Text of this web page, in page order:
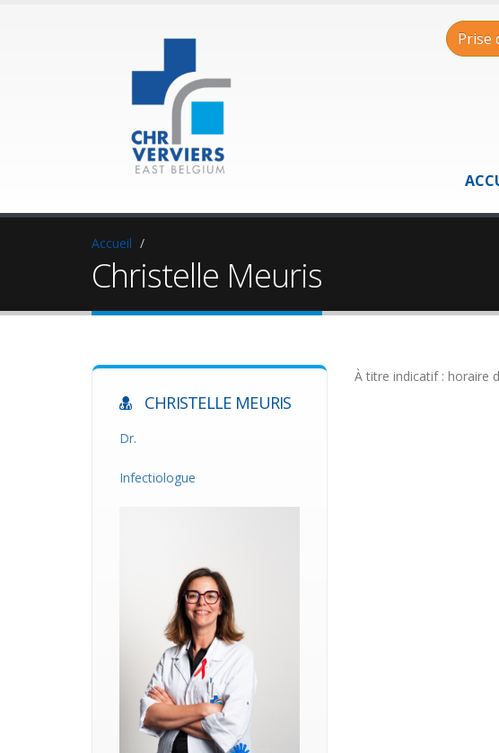
Prise
Accueil
Christelle Meuris
CHRISTELLE MEURIS
Dr.
Infectiologue
À titre indicatif : horaire